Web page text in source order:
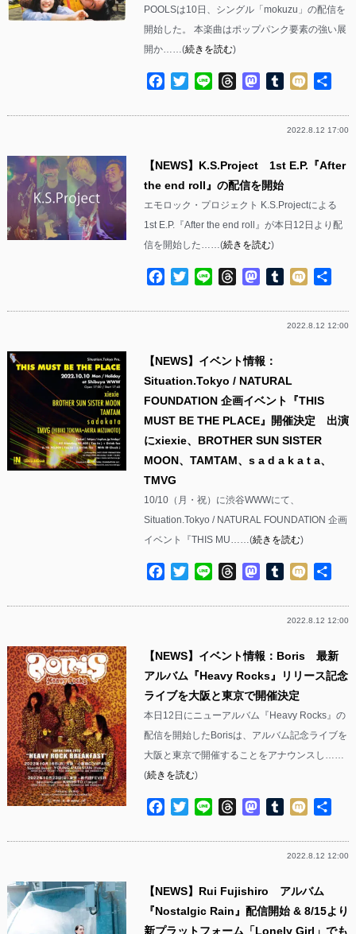
POOLSは10日、シングル「mokuzu」の配信を
開始した。 本楽曲はポップパンク要素の強い展
開か……(続きを読む)
Facebook
TwitterLine ThreadsMastodon
Tumblr
Mixi
2022.8.12 17:00
【NEWS】K.S.Project 1st E.P.『After
the end roll』の配信を開始
エモロック・プロジェクト K.S.Projectによる
1st E.P.『After the end roll』が本日12日より配
信を開始した……(続きを読む)
Facebook
TwitterLine ThreadsMastodon
Tumblr
Mixi
2022.8.12 12:00
【NEWS】イベント情報：
Situation.Tokyo / NATURAL
FOUNDATION 企画イベント『THIS
MUST BE THE PLACE』開催決定 出演
にxiexie、BROTHER SUN SISTER
MOON、TAMTAM、s a d a k a t a、
TMVG
10/10（月・祝）に渋谷WWWにて、
Situation.Tokyo / NATURAL FOUNDATION 企画
イベント『THIS MU……(続きを読む)
Facebook
TwitterLine ThreadsMastodon
Tumblr
Mixi
2022.8.12 12:00
【NEWS】イベント情報：Boris 最新
アルバム『Heavy Rocks』リリース記念
ライブを大阪と東京で開催決定
本日12日にニューアルバム『Heavy Rocks』の
配信を開始したBorisは、アルバム記念ライブを
大阪と東京で開催することをアナウンスし……
(続きを読む)
Facebook
TwitterLine ThreadsMastodon
Tumblr
Mixi
2022.8.12 12:00
【NEWS】Rui Fujishiro アルバム
『Nostalgic Rain』配信開始 & 8/15より
新プラットフォーム「Lonely Girl」でも